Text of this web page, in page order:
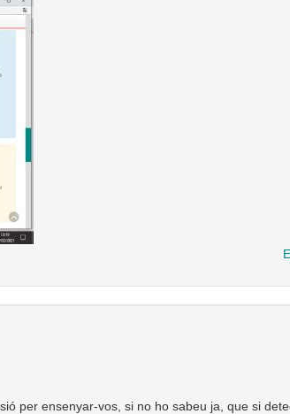
per ensenyar-vos, si no ho sabeu ja, que si